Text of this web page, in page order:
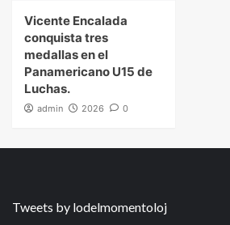
Vicente Encalada
conquista tres
medallas en el
Panamericano U15 de
Luchas.
admin 2026 0
Tweets by lodelmomentoloj